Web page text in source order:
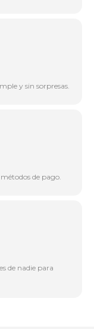
y sin sorpresas.
de pago.
de nadie para